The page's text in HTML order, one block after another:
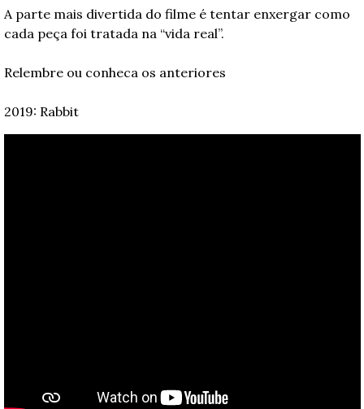
A parte mais divertida do filme é tentar enxergar como
cada peça foi tratada na “vida real”.
Relembre ou conheca os anteriores
2019: Rabbit